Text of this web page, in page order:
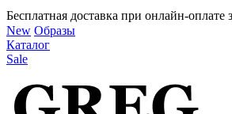
Бесплатная доставка при онлайн-оплате
New Образы
Каталог
Sale